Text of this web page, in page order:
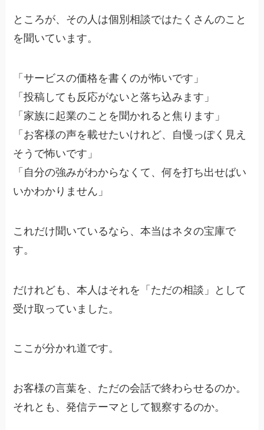
ところが、その人は個別相談ではたくさんのこと
を聞いています。
「サービスの価格を書くのが怖いです」
「投稿しても反応がないと落ち込みます」
「家族に起業のことを聞かれると焦ります」
「お客様の声を載せたいけれど、自慢っぽく見え
そうで怖いです」
「自分の強みがわからなくて、何を打ち出せばい
いかわかりません」
これだけ聞いているなら、本当はネタの宝庫で
す。
だけれども、本人はそれを「ただの相談」として
受け取っていました。
ここが分かれ道です。
お客様の言葉を、ただの会話で終わらせるのか。
それとも、発信テーマとして観察するのか。